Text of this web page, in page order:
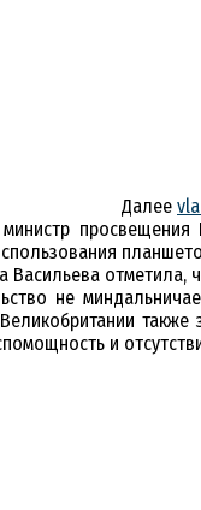
Далее
Васильева
не
и